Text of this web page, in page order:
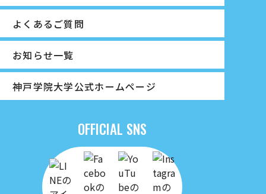
OFFICIAL SNS
よくあるご質問
お知らせ一覧
神戸学院大学公式ホームページ